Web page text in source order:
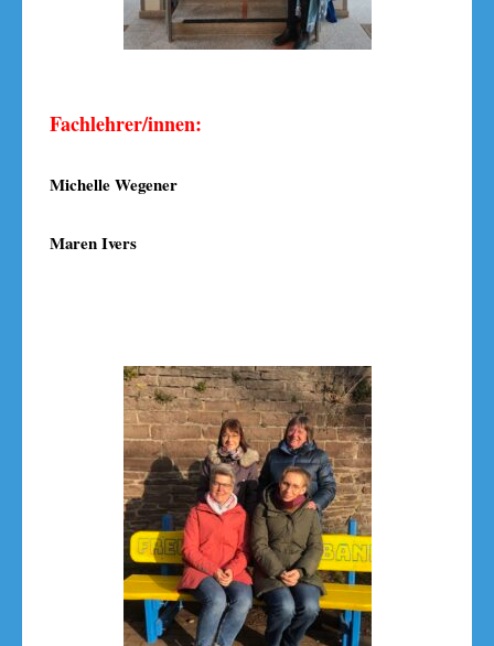
Fachlehrer/innen:
Michelle Wegener
Maren Ivers